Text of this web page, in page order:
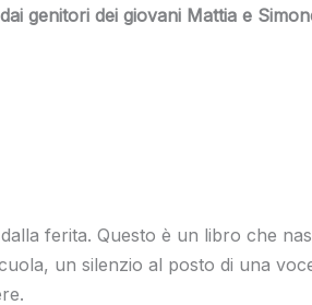
genitori dei giovani Mattia e
ferita. Questo è un libro che
un silenzio al posto di una